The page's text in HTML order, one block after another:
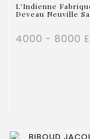
L'Indienne
Deveau Neuville
4000 - 8000